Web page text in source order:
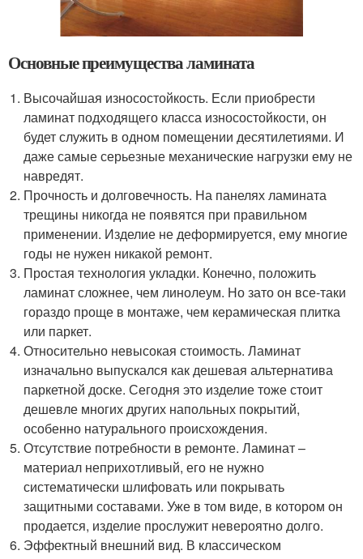
Основные преимущества ламината
Высочайшая износостойкость. Если приобрести
ламинат подходящего класса износостойкости, он
будет служить в одном помещении десятилетиями. И
даже самые серьезные механические нагрузки ему не
навредят.
Прочность и долговечность. На панелях ламината
трещины никогда не появятся при правильном
применении. Изделие не деформируется, ему многие
годы не нужен никакой ремонт.
Простая технология укладки. Конечно, положить
ламинат сложнее, чем линолеум. Но зато он все-таки
гораздо проще в монтаже, чем керамическая плитка
или паркет.
Относительно невысокая стоимость. Ламинат
изначально выпускался как дешевая альтернатива
паркетной доске. Сегодня это изделие тоже стоит
дешевле многих других напольных покрытий,
особенно натурального происхождения.
Отсутствие потребности в ремонте. Ламинат –
материал неприхотливый, его не нужно
систематически шлифовать или покрывать
защитными составами. Уже в том виде, в котором он
продается, изделие прослужит невероятно долго.
Эффектный внешний вид. В классическом